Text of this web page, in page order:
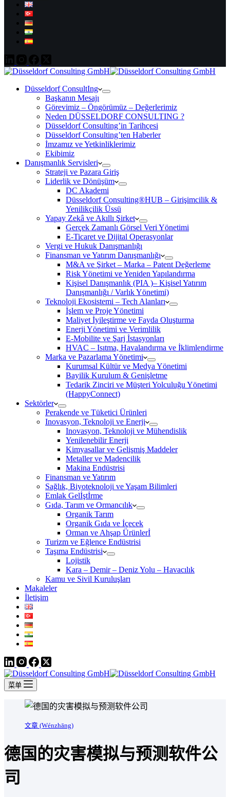
Düsseldorf ConsultIng
Başkanın Mesajı
Görevimiz – Öngörümüz – Değerlerimiz
Neden DÜSSELDORF CONSULTING ?
Düsseldorf Consulting’in Tarihçesi
Düsseldorf Consulting’ten Haberler
İmzamız ve Yetkinliklerimiz
Ekibimiz
Danışmanlık Servisleri
Strateji ve Pazara Giriş
Liderlik ve Dönüşüm
DC Akademi
Düsseldorf Consulting®HUB – Girişimcilik &
Yenilikçilik Üssü
Yapay Zekâ ve Akıllı Şirket
Gerçek Zamanlı Görsel Veri Yönetimi
E-Ticaret ve Dijital Operasyonlar
Vergi ve Hukuk Danışmanlığı
Finansman ve Yatırım Danışmanlığı
M&A ve Şirket – Marka – Patent Değerleme
Risk Yönetimi ve Yeniden Yapılandırma
Kişisel Danışmanlık (PIA )– Kişisel Yatırım
Danışmanlığı / Varlık Yönetimi)
Teknoloji Ekosistemi – Tech Alanları
İşlem ve Proje Yönetimi
Maliyet İyileştirme ve Fayda Oluşturma
Enerji Yönetimi ve Verimlilik
E-Mobilite ve Şarj İstasyonları
HVAC – Isıtma, Havalandırma ve İklimlendirme
Marka ve Pazarlama Yönetimi
Kurumsal Kültür ve Medya Yönetimi
Bayilik Kurulum & Genişletme
Tedarik Zinciri ve Müşteri Yolculuğu Yönetimi
(HappyConnect)
Sektörler
Perakende ve Tüketici Ürünleri
Inovasyon, Teknoloji ve Enerji
Inovasyon, Teknoloji ve Mühendislik
Yenilenebilir Enerji
Kimyasallar ve Gelişmiş Maddeler
Metaller ve Madencilik
Makina Endüstrisi
Finansman ve Yatırım
Sağlık, Biyoteknoloji ve Yaşam Bilimleri
Emlak Gelİştİrme
Gıda, Tarım ve Ormancılık
Organik Tarım
Organik Gıda ve İçecek
Orman ve Ahşap Ürünlerİ
Turizm ve Eğlence Endüstrisi
Taşıma Endüstrisi
Lojistik
Kara – Demir – Deniz Yolu – Havacılık
Kamu ve Sivil Kuruluşları
Makaleler
İletişim
菜单
文章 (Wénzhāng)
德国的灾害模拟与预测软件公
司